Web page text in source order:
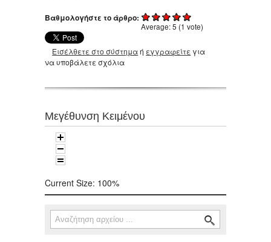
Βαθμολογήστε το άρθρο:
Average:5 (1 vote)
Εισέλθετε στο σύστημαή εγγραφείτε για
να υποβάλετε σχόλια
Μεγέθυνση Κειμένου
Current Size: 100%
Φόρμα αναζήτησης
Αναζήτηση